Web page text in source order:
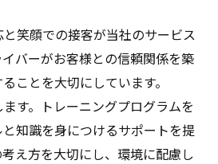
笑顔での接客が当社のサービス
バーがお客様との信頼関係を築
ことを大切にしています。
す。トレーニングプログラムを
知識を身につけるサポートを提
え方を大切にし、環境に配慮し